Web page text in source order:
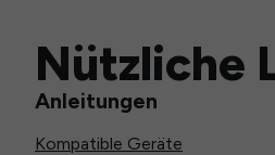
Nützliche
Anleitungen
Kompatible Geräte